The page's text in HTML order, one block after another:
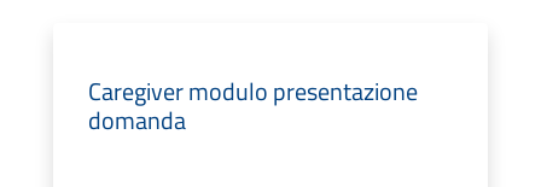
Caregiver modulo presentazione
domanda